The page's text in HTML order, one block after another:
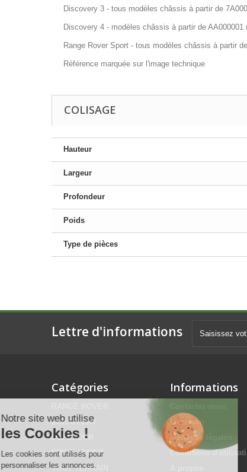
Notre site web utilise
les Cookies !
Les cookies sont utilisés pour
personnaliser les annonces.
Discovery 3 - tous modèles châssis à partir de
Discovery 4 - modèles châssis à partir de AA000001
Range Rover Sport - tous modèles châssis à partir
Référence marquée sur l'image technique
COLISAGE
Hauteur
Largeur
Profondeur
Poids
Type de pièces
Lettre d'informations
Catégories
DISCOVERY
DEFENDER
FREELANDER
TOUT TERRAIN
Informations
Livraison
Mentions légales
Conditions